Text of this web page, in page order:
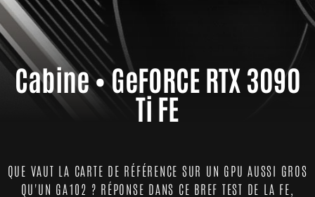
Cabine • GeFORCE RTX 3090
Ti FE
QUE VAUT LA CARTE DE RÉFÉRENCE SUR UN GPU AUSSI GROS
QU'UN GA102 ? RÉPONSE DANS CE BREF TEST DE LA FE,